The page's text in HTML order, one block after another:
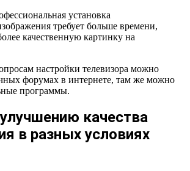
установка
требует больше времени,
качественную картинку на
настройки телевизора можно
форумах в интернете, там же можно
программы.
качества
в разных условиях